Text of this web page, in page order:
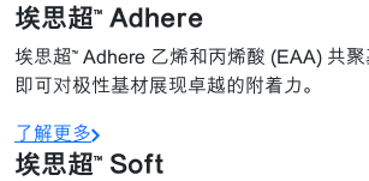
埃思超™ Adhere
埃思超™ Adhere 乙烯和丙烯酸 (EAA) 共
即可对极性基材展现卓越的附着力。
了解更多
埃思超™ Soft